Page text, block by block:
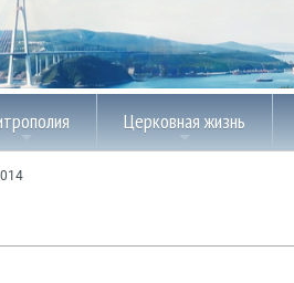
Церковная жизнь